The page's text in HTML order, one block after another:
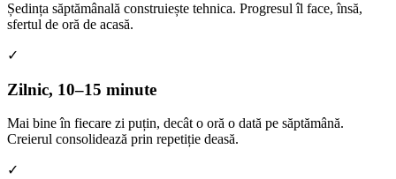
Ședința săptămânală construiește tehnica. Progresul îl face, însă,
sfertul de oră de acasă.
✓
Zilnic, 10–15 minute
Mai bine în fiecare zi puțin, decât o oră o dată pe săptămână.
Creierul consolidează prin repetiție deasă.
✓